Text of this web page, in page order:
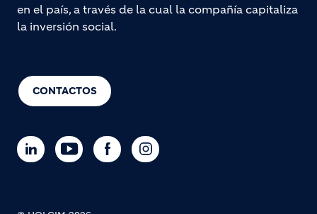
CONTACTOS
en el país, a través de la cual la compañía capitaliza
la inversión social.